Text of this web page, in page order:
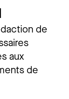
de
aux
de